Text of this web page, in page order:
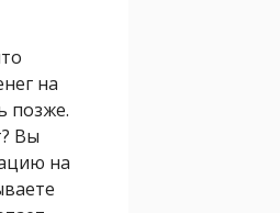
на
позже.
Вы
на